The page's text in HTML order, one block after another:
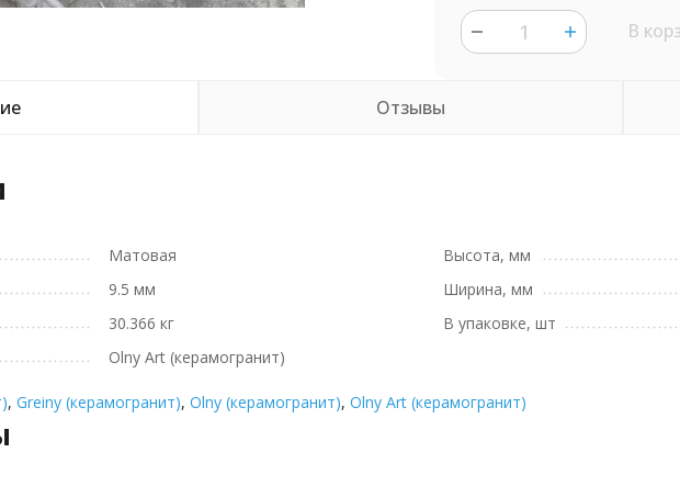
В
Отзывы
Матовая
9.5 мм
30.366 кг
Olny Art (керамогранит)
Высота, мм
Ширина, мм
В упаковке, шт
, Greiny (керамогранит), Olny (керамогранит), Olny Art (керамогранит)